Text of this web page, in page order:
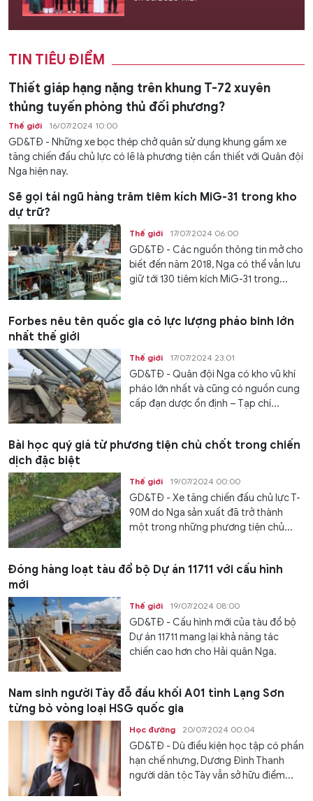
TIN TIÊU ĐIỂM
Thiết giáp hạng nặng trên khung T-72 xuyên
thủng tuyến phòng thủ đối phương?
Thế giới 16/07/2024 10:00
GD&TĐ - Những xe bọc thép chở quân sử dụng khung gầm xe
tăng chiến đấu chủ lực có lẽ là phương tiện cần thiết với Quân đội
Nga hiện nay.
Sẽ gọi tái ngũ hàng trăm tiêm kích MiG-31 trong kho
dự trữ?
Thế giới 17/07/2024 06:00
GD&TĐ - Các nguồn thông tin mở cho
biết đến năm 2018, Nga có thể vẫn lưu
giữ tới 130 tiêm kích MiG-31 trong...
Forbes nêu tên quốc gia có lực lượng pháo binh lớn
nhất thế giới
Thế giới 17/07/2024 23:01
GD&TĐ - Quân đội Nga có kho vũ khí
pháo lớn nhất và cũng có nguồn cung
cấp đạn dược ổn định – Tạp chí...
Bài học quý giá từ phương tiện chủ chốt trong chiến
dịch đặc biệt
Thế giới 19/07/2024 00:00
GD&TĐ - Xe tăng chiến đấu chủ lực T-
90M do Nga sản xuất đã trở thành
một trong những phương tiện chủ...
Đóng hàng loạt tàu đổ bộ Dự án 11711 với cấu hình
mới
Thế giới 19/07/2024 08:00
GD&TĐ - Cấu hình mới của tàu đổ bộ
Dự án 11711 mang lại khả năng tác
chiến cao hơn cho Hải quân Nga.
Nam sinh người Tày đỗ đầu khối A01 tỉnh Lạng Sơn
từng bỏ vòng loại HSG quốc gia
Học đường 20/07/2024 00:04
GD&TĐ - Dù điều kiện học tập có phần
hạn chế nhưng, Dương Đình Thanh
người dân tộc Tày vẫn sở hữu điểm...